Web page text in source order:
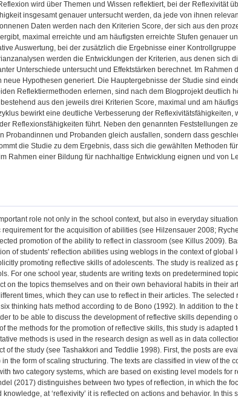
wird über Themen und Wissen reflektiert, bei der Reflexivität
insgesamt genauer untersucht werden, da jede von ihnen
Daten werden nach den Kriterien Score, der sich aus den
maximal erreichte und am häufigsten erreichte Stufen genauer
Auswertung, bei der zusätzlich die Ergebnisse einer
werden die Entwicklungen der Kriterien, aus denen sich
Unterschiede untersucht und Effektstärken berechnet. Im Rahmen
neue Hypothesen generiert. Die Hauptergebnisse der Studie sind
Reflektiermethoden erlernen, sind nach dem Blogprojekt deutlich
aus den jeweils drei Kriterien Score, maximal und am
bewirkt eine deutliche Verbesserung der
Reflexionsfähigkeiten führt. Neben den genannten Feststellungen
Probandinnen und Probanden gleich ausfallen, sondern dass
die Studie zu dem Ergebnis, dass sich die gewählten Methoden
Rahmen einer Bildung für nachhaltige Entwicklung eignen und von
role not only in the school context, but also in everyday
for the acquisition of abilities (see Hilzensauer 2008;
promotion of the ability to reflect in classroom (see Killus 2009).
of students' reflection abilities using weblogs in the context of global
promoting reflective skills of adolescents. The study is realized as
For one school year, students are writing texts on predetermined
on the topics themselves and on their own behavioral habits in their
times, which they can use to reflect in their articles. The selected
thinking hats method according to de Bono (1992). In addition to the
to be able to discuss the development of reflective skills depending
the methods for the promotion of reflective skills, this study is adapted
methods is used in the research design as well as in data
of the study (see Tashakkori and Teddlie 1998). First, the posts are
the form of scaling structuring. The texts are classified in view of the
two category systems, which are based on existing level models for
(2017) distinguishes between two types of reflection, in which the
knowledge, at ‘reflexivity’ it is reflected on actions and behavior. In